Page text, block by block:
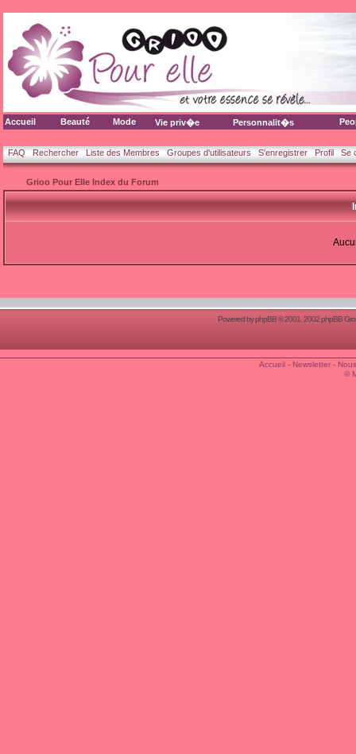
Accueil Beauté Mode Vie priv�e Personnalit�s
FAQ Rechercher Liste des Membres Groupes d'utilisateurs S'enregistrer Profil Se
Grioo Pour Elle Index du Forum
Powered byphpBB© 2001, 2002 phpBB
Accueil- Newsletter-
©